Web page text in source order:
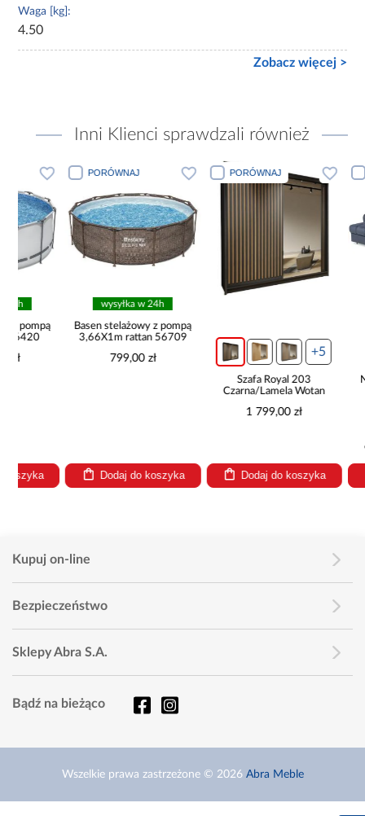
Waga [kg]:
4.50
Zobacz więcej >
Inni Klienci sprawdzali również
PORÓWNAJ
wysyłka w 24h
Basen stelażowy z pompą
3,66X1m rattan 56709
Dodaj do koszyka
PORÓWNAJ
+5
Szafa Royal 203
Czarna/Lamela Wotan
1 799,00 zł
Dodaj do koszyka
Narożnik
Cena
Kupuj on-line
Bezpieczeństwo
Sklepy Abra S.A.
Bądź na bieżąco
Wszelkie prawa zastrzeżone © 2026 Abra Meble